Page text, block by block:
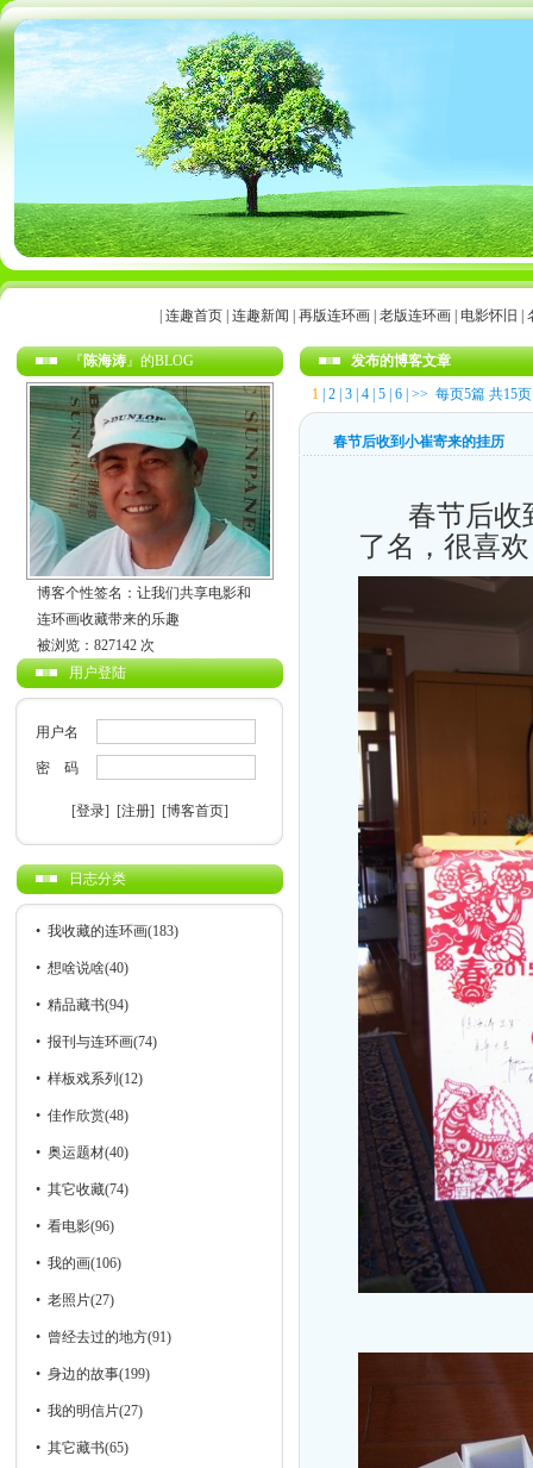
连趣首页| 连趣新闻 再版连环画| 老版连环画| 电影怀旧
『陈海涛』的BLOG
博客个性签名：让我们共享电影和
连环画收藏带来的乐趣
被浏览：827142 次
用户登陆
用户名
密 码
[登录] [注册] [博客首页]
日志分类
• 我收藏的连环画(183)
• 想啥说啥(40)
• 精品藏书(94)
• 报刊与连环画(74)
• 样板戏系列 (12)
• 佳作欣赏(48)
• 奥运题材(40)
• 其它收藏(74)
• 看电影(96)
• 我的画(106)
• 老照片(27)
• 曾经去过的地方(91)
• 身边的故事(199)
• 我的明信片(27)
• 其它藏书(65)
发布的博客文章
1| 2| 3| 4| 5| 6| >> 每页5篇 共15页
春节后收到小崔寄来的挂历
春节后收到
了名，很喜